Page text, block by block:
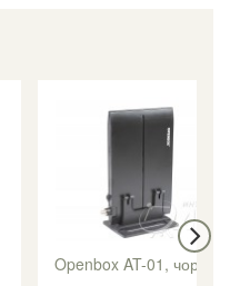
Openbox AT-01, чорна